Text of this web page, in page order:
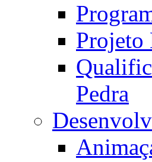
Projeto
Pedra